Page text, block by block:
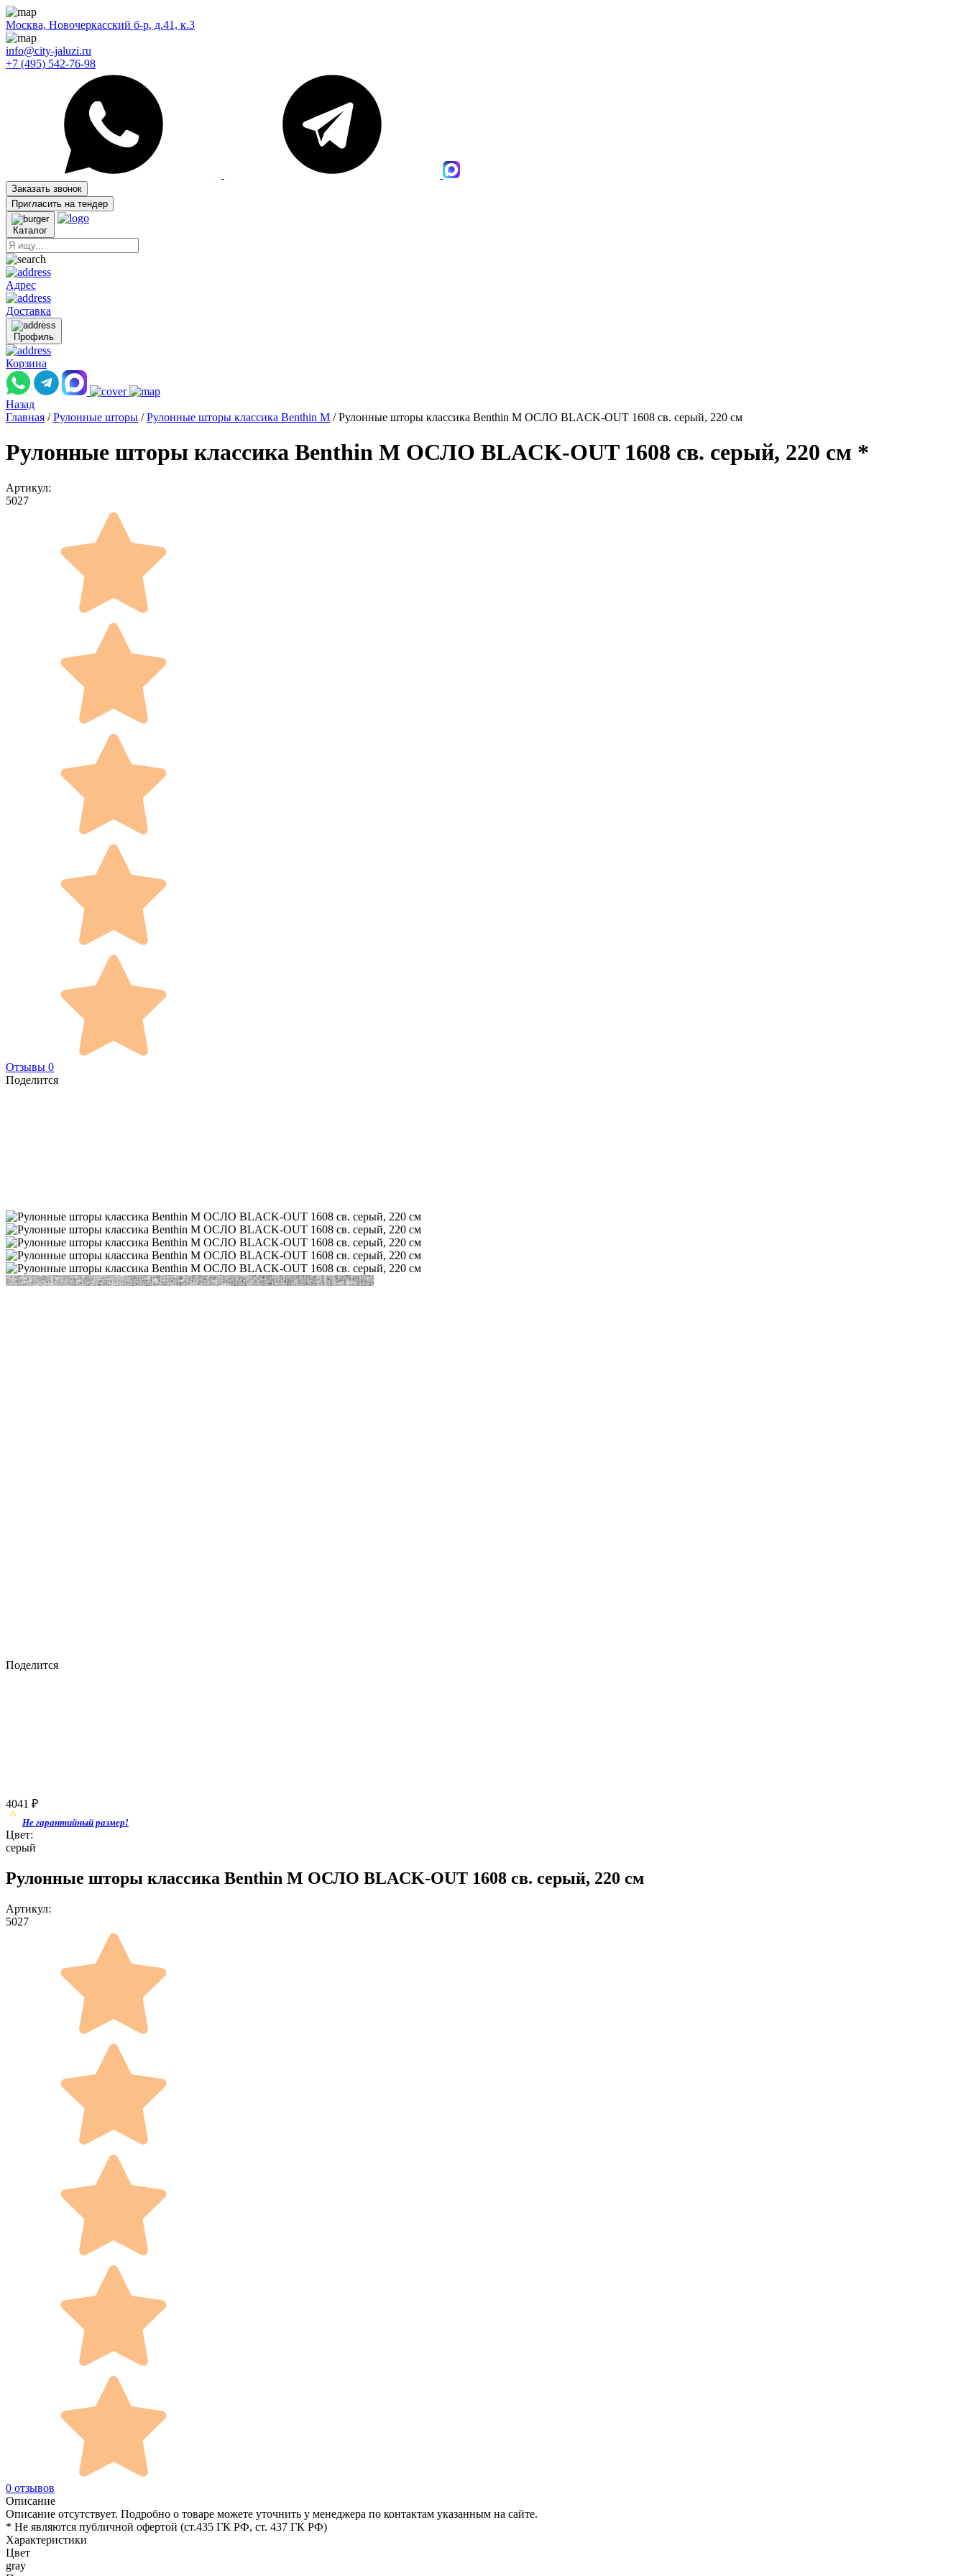
Москва, Новочеркасский б-р, д.41, к.3
info@city-jaluzi.ru
+7 (495) 542-76-98
Заказать звонок
Пригласить на тендер
Каталог
Адрес
Доставка
Профиль
Корзина
Назад
Главная / Рулонные шторы / Рулонные шторы классика Benthin M / Рулонные шторы классика Benthin M ОСЛО BLACK-OUT 1608 св. серый, 220 см
Рулонные шторы классика Benthin M ОСЛО BLACK-OUT 1608 св. серый, 220 см *
Артикул:
5027
Отзывы 0
Поделится
Поделится
4041 ₽
Не гарантийный размер!
Цвет:
серый
Рулонные шторы классика Benthin M ОСЛО BLACK-OUT 1608 св. серый, 220 см
Артикул:
5027
0 отзывов
Описание
Описание отсутствует. Подробно о товаре можете уточнить у менеджера по контактам указанным на сайте.
* Не являются публичной офертой (ст.435 ГК РФ, cт. 437 ГК РФ)
Характеристики
Цвет
gray